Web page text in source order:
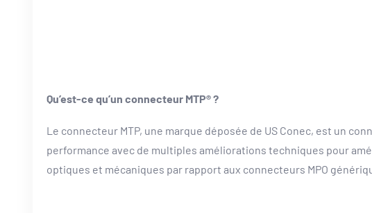
Qu’est-ce qu’un connecteur MTP® ?
Le connecteur MTP, une marque déposée de US Conec, est un
performance avec de multiples améliorations techniques pour
optiques et mécaniques par rapport aux connecteurs MPO